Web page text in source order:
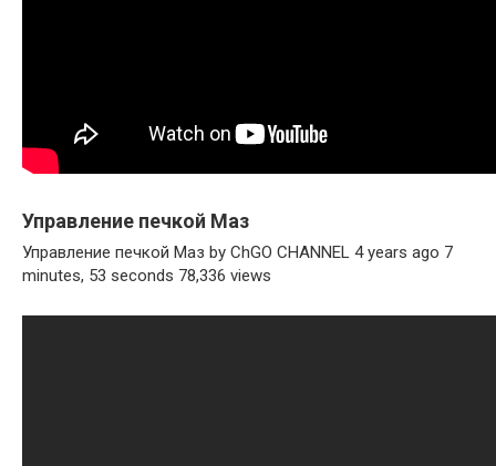
Управление печкой Маз
Управление печкой Маз by ChGO CHANNEL 4 years ago 7
minutes, 53 seconds 78,336 views